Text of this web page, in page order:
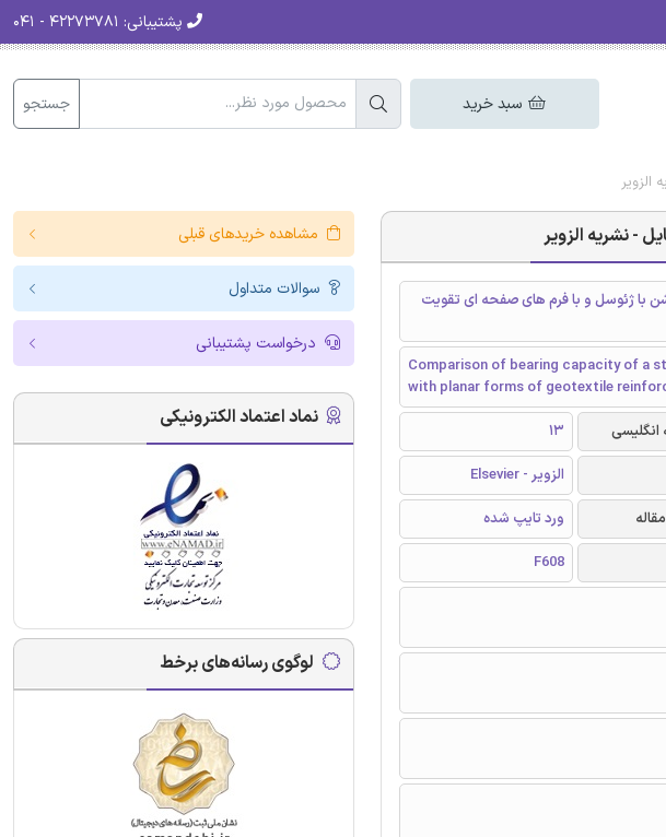
پشتیبانی:
سبد خرید جستجو
- نشریه الزویر
با ژئوسل و با فرم های صفحه ای تقویت
Comparison of bearing capacity of a
with planar forms of geotextile
13
الزویر - Elsevier
ورد تایپ شده
F608
مشاهده خریدهای قبلی
سوالات متداول
درخواست پشتیبانی
نماد اعتماد الکترونیکی
لوگوی رسانه‌های برخط